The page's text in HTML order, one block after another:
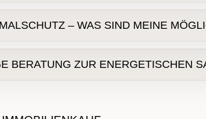
und Vorkriegsbauten
– WAS SIND MEINE
Gründerzeitbestand
Innendämmung
BERATUNG ZUR ENERGETISCHEN